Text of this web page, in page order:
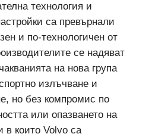
технология и
са превърнали
и по-технологичен от
се надяват
на нова група
излъчване и
но без компромис по
или опазването на
в които Volvo са